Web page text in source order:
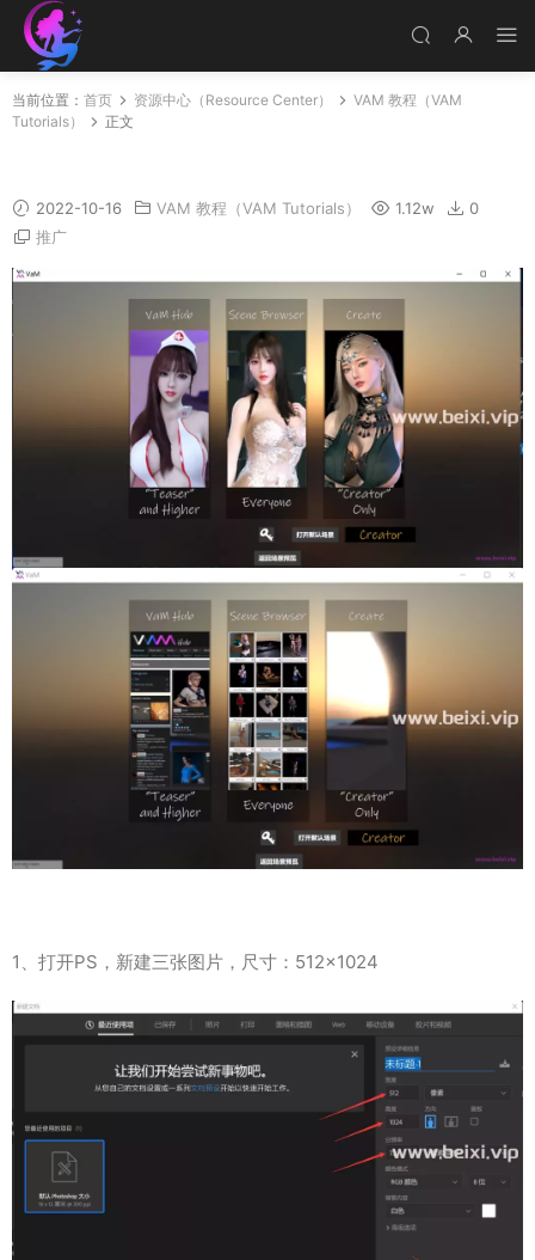
当前位置： 首页 资源中心（Resource Center）
VAM 教程（VAM
Tutorials）
正文
2022-10-16 VAM 教程（VAM Tutorials） 1.12w
0
推广
1、打开PS，新建三张图片，尺寸：512×1024